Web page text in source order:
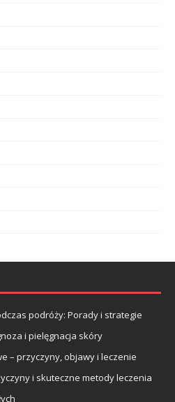
podróży: Porady i strategie
i pielęgnacja skóry
– przyczyny, objawy i leczenie
i skuteczne metody leczenia